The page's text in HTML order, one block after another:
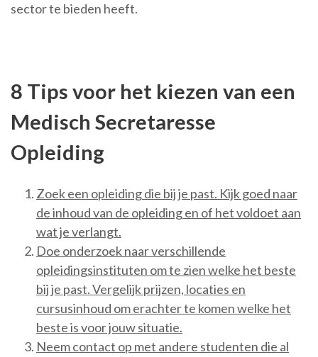
sector te bieden heeft.
8 Tips voor het kiezen van een
Medisch Secretaresse
Opleiding
Zoek een opleiding die bij je past. Kijk goed naar
de inhoud van de opleiding en of het voldoet aan
wat je verlangt.
Doe onderzoek naar verschillende
opleidingsinstituten om te zien welke het beste
bij je past. Vergelijk prijzen, locaties en
cursusinhoud om erachter te komen welke het
beste is voor jouw situatie.
Neem contact op met andere studenten die al